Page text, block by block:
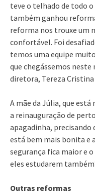
teve o telhado de todo
também ganhou
reforma nos trouxe um
confortável. Foi
temos uma equipe
que chegássemos
diretora, Tereza
A mãe da Júlia, que está
a reinauguração de
apagadinha,
está bem mais bonita e
segurança fica maior e
eles estudarem
Outras reformas